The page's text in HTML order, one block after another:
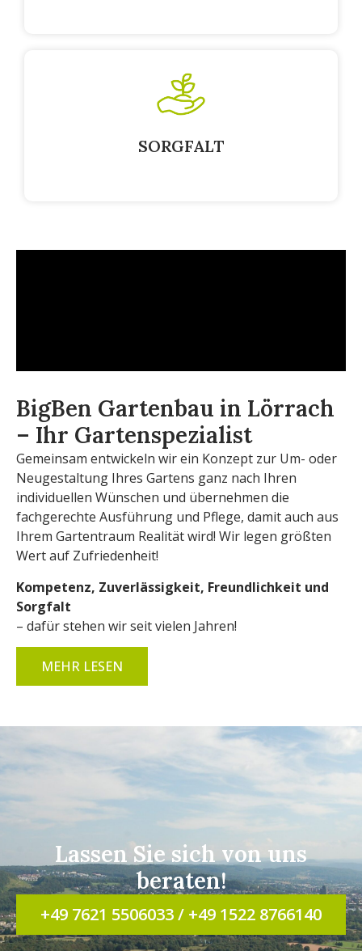
SORGFALT
BigBen Gartenbau in Lörrach
– Ihr Gartenspezialist
Gemeinsam entwickeln wir ein Konzept zur Um- oder
Neugestaltung Ihres Gartens ganz nach Ihren
individuellen Wünschen und übernehmen die
fachgerechte Ausführung und Pflege, damit auch aus
Ihrem Gartentraum Realität wird! Wir legen größten
Wert auf Zufriedenheit!
Kompetenz, Zuverlässigkeit, Freundlichkeit und
Sorgfalt
– dafür stehen wir seit vielen Jahren!
MEHR LESEN
Lassen Sie sich von uns
beraten!
+49 7621 5506033 / +49 1522 8766140